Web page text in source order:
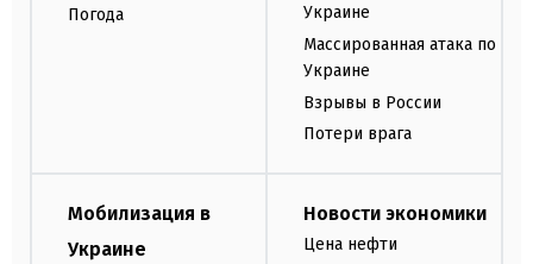
Погода
Украине
Массированная атака по
Украине
Взрывы в России
Потери врага
Мобилизация в
Украине
Новости экономики
Цена нефти